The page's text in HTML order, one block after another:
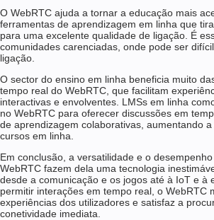
O WebRTC ajuda a tornar a educação mais
ferramentas de aprendizagem em linha que
para uma excelente qualidade de ligação. É
comunidades carenciadas, onde pode ser
ligação.
O sector do ensino em linha beneficia muito
tempo real do WebRTC, que facilitam
interactivas e envolventes. LMSs em linha
no WebRTC para oferecer discussões em
de aprendizagem colaborativas, aumentando
cursos em linha.
Em conclusão, a versatilidade e o
WebRTC fazem dela uma tecnologia
desde a comunicação e os jogos até à IoT e à
permitir interações em tempo real, o WebRTC
experiências dos utilizadores e satisfaz a
conetividade imediata.